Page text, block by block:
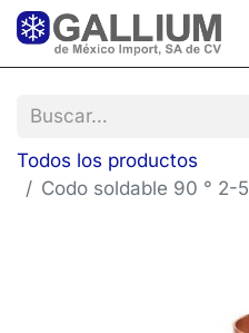
Todos los productos
Codo soldable 90 ° 2-